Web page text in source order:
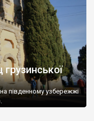
південному узбережжі